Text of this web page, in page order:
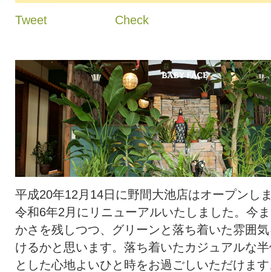
Tweet Check
平成20年12月14日に野間大池店はオープンし
令和6年2月にリニューアルいたしました。今
かさを残しつつ、グリーンと落ち着いた雰囲
けるかと思います。落ち着いたカジュアルな
とした心地よいひと時をお過ごしいただけま